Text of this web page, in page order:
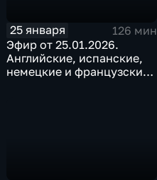
25 января
126 мин
Эфир от 25.01.2026.
Английские, испанские,
немецкие и французские